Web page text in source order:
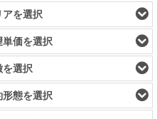
アを選択
単価を選択
を選択
形態を選択